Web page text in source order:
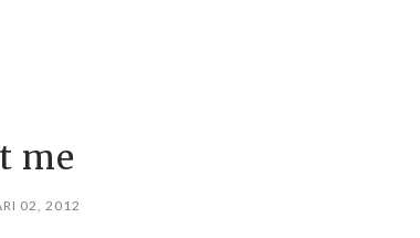
me
02, 2012